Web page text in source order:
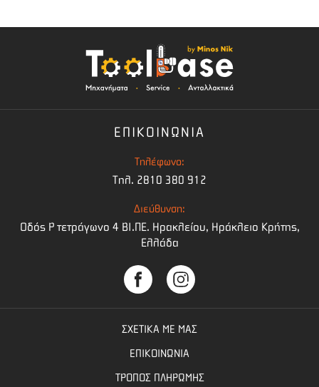
ΕΠΙΚΟΙΝΩΝΙΑ
Τηλέφωνο:
Τηλ. 2810 380 912
Διεύθυνση:
Οδός Ρ τετράγωνο 4 BI.ΠΕ. Ηρακλείου, Ηράκλειο Κρήτης,
Ελλάδα
ΣΧΕΤΙΚΑ ΜΕ ΜΑΣ
ΕΠΙΚΟΙΝΩΝΙΑ
ΤΡΟΠΟΣ ΠΛΗΡΩΜΗΣ